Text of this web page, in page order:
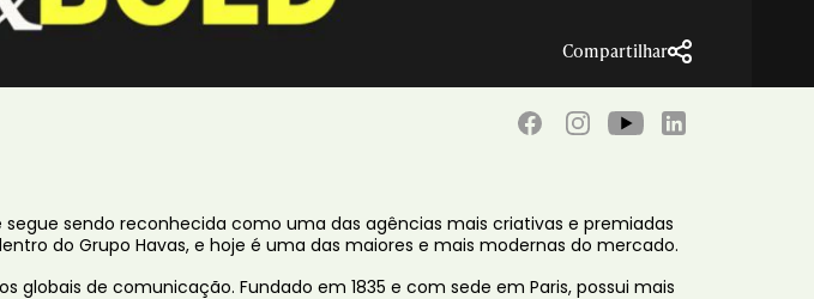
Compartilhar
segue sendo reconhecida como uma das agências mais criativas e premiadas
do Grupo Havas, e hoje é uma das maiores e mais modernas do mercado.
globais de comunicação. Fundado em 1835 e com sede em Paris, possui mais